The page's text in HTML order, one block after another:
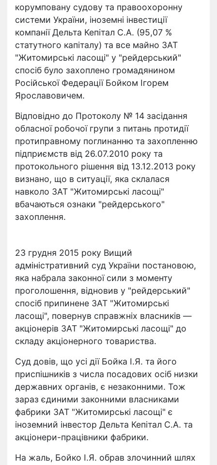
корумповану судову та правоохоронну
системи України, іноземні інвестиції
компанії Дельта Кепітал С.А. (95,07 %
статутного капіталу) та все майно ЗАТ
"Житомирські ласощі" у "рейдерський"
спосіб було захоплено громадянином
Російської Федерації Бойком Ігорем
Ярославовичем.
Відповідно до Протоколу № 14 засідання
обласної робочої групи з питань протидії
протиправному поглинанню та захопленню
підприємств від 26.07.2010 року та
протокольного рішення від 13.12.2013 року
визнано, що в ситуації, яка склалася
навколо ЗАТ "Житомирські ласощі"
вбачаються ознаки "рейдерського"
захоплення.
23 грудня 2015 року Вищий
адміністративний суд України постановою,
яка набрала законної сили з моменту
проголошення, відновив у "рейдерський"
спосіб припинене ЗАТ "Житомирські
ласощі", повернув справжніх власників —
акціонерів ЗАТ "Житомирські ласощі" до
складу акціонерного товариства.
Суд довів, що усі дії Бойка І.Я. та його
приспішників з числа посадових осіб низки
державних органів, є незаконними. Тож
зараз єдиними законними власниками
фабрики ЗАТ "Житомирські ласощі" є
іноземний інвестор Дельта Кепітал С.А. та
акціонери-працівники фабрики.
На жаль, Бойко І.Я. обрав злочинний шлях